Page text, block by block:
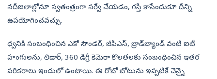
నదీజలాల్లోనూ స్వతంత్రంగా సర్వే చేయడం, గస్తీ కాసేందుకూ దీన్ని
ఉపయోగించవచ్చు.
ధ్వనికి సంబంధించిన ఎకో సౌండర్, జీపీఎస్, బ్రాడ్‌బ్యాండ్‌ వంటి ఐటీ
హంగులను, లిడార్, 360 డిగ్రీ కెమెరా కొలతలకు సంబంధించిన ఇతర
పరికరాలు ఇందులో ఉంటాయి. ఈ రోబో బోటును ఇప్పటికే చెన్నై